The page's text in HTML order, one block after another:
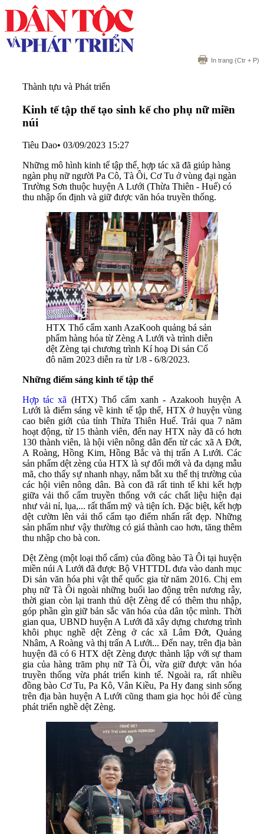
In trang (Ctr + P)
Thành tựu và Phát triển
Kinh tế tập thể tạo sinh kế cho phụ nữ miền
núi
Tiêu Dao• 03/09/2023 15:27
Những mô hình kinh tế tập thể, hợp tác xã đã giúp hàng
ngàn phụ nữ người Pa Cô, Tà Ôi, Cơ Tu ở vùng đại ngàn
Trường Sơn thuộc huyện A Lưới (Thừa Thiên - Huế) có
thu nhập ổn định và giữ được văn hóa truyền thống.
HTX Thổ cẩm xanh AzaKooh quảng bá sản
phẩm hàng hóa từ Zèng A Lưới và trình diễn
dệt Zèng tại chương trình Kí hoạ Di sản Cố
đô năm 2023 diễn ra từ 1/8 - 6/8/2023.
Những điểm sáng kinh tế tập thể
Hợp tác xã (HTX) Thổ cẩm xanh - Azakooh huyện A
Lưới là điểm sáng về kinh tế tập thể, HTX ở huyện vùng
cao biên giới của tỉnh Thừa Thiên Huế. Trải qua 7 năm
hoạt động, từ 15 thành viên, đến nay HTX này đã có hơn
130 thành viên, là hội viên nông dân đến từ các xã A Đớt,
A Roàng, Hồng Kim, Hồng Bắc và thị trấn A Lưới. Các
sản phẩm dệt zèng của HTX là sự đổi mới và đa dạng mẫu
mã, cho thấy sự nhanh nhạy, nắm bắt xu thế thị trường của
các hội viên nông dân. Bà con đã rất tinh tế khi kết hợp
giữa vải thổ cẩm truyền thống với các chất liệu hiện đại
như vải nỉ, lụa,... rất thẩm mỹ và tiện ích. Đặc biệt, kết hợp
dệt cườm lên vải thổ cẩm tạo điểm nhấn rất đẹp. Những
sản phẩm như vậy thường có giá thành cao hơn, tăng thêm
thu nhập cho bà con.
Dệt Zèng (một loại thổ cẩm) của đồng bào Tà Ôi tại huyện
miền núi A Lưới đã được Bộ VHTTDL đưa vào danh mục
Di sản văn hóa phi vật thể quốc gia từ năm 2016. Chị em
phụ nữ Tà Ôi ngoài những buổi lao động trên nương rẫy,
thời gian còn lại tranh thủ dệt Zèng để có thêm thu nhập,
góp phần gìn giữ bản sắc văn hóa của dân tộc mình. Thời
gian qua, UBND huyện A Lưới đã xây dựng chương trình
khôi phục nghề dệt Zèng ở các xã Lâm Đớt, Quảng
Nhâm, A Roàng và thị trấn A Lưới... Đến nay, trên địa bàn
huyện đã có 6 HTX dệt Zèng được thành lập với sự tham
gia của hàng trăm phụ nữ Tà Ôi, vừa giữ được văn hóa
truyền thống vừa phát triển kinh tế. Ngoài ra, rất nhiều
đồng bào Cơ Tu, Pa Kô, Vân Kiều, Pa Hy đang sinh sống
trên địa bàn huyện A Lưới cũng tham gia học hỏi để cùng
phát triển nghề dệt Zèng.